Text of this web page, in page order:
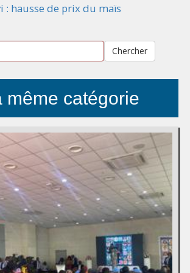
: hausse de prix du maïs
Chercher
même catégorie